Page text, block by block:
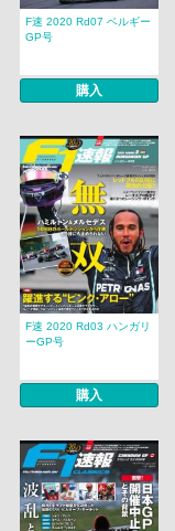
F速 2020 Rd07 ベルギー
GP号
購入
F速 2020 Rd03 ハンガリ
ーGP号
購入